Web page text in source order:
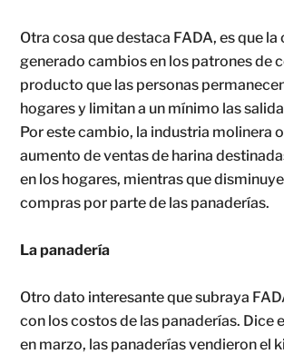
Otra cosa que destaca FADA, es que la
generado cambios en los patrones de
producto que las personas
hogares y limitan a un mínimo las
Por este cambio, la industria molinera
aumento de ventas de harina
en los hogares, mientras que
compras por parte de las panaderías.
La panadería
Otro dato interesante que subraya
con los costos de las panaderías. Dice
en marzo, las panaderías vendieron el